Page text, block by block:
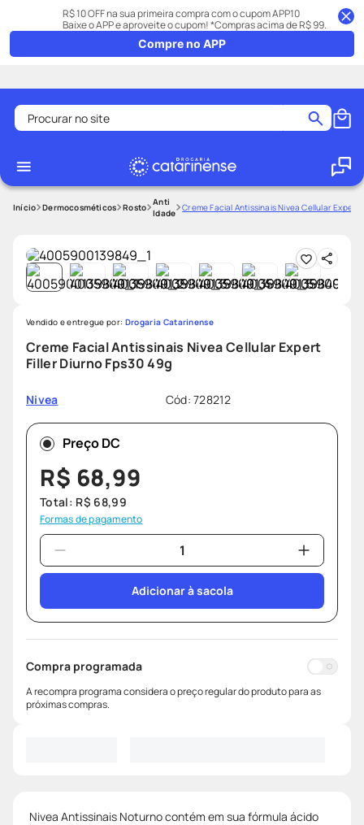
R$ 10 OFF na sua primeira compra com o cupom APP10
Baixe o APP e aproveite o cupom! *Compras acima de R$ 99.
Compre no APP
Procurar no site
1
2 º
medley
4º
protetor solar facial
5º
shampoo
mounjaro
8º
ozivy
10º protetor solar
Dermocosméticos Rosto Anti
Idade Creme Facial Antissinais Nivea Cellular Expert
Creme Facial Antissinais Nivea Cellular Expert
Filler Diurno Fps30 49g
Nivea Cód:728212
Vendido e entregue por: Drogaria Catarinense
Preço DC
R$ 68,99
Total: R$ 68,99
Formas de pagamento
Adicionar à sacola
Compra programada
A recompra programa considera o preço regular do produto para as
próximas compras.
Nivea Antissinais Noturno contém em sua fórmula ácido